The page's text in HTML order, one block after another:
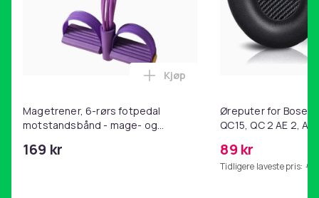
Artikkel nr.
bf89dd0d-dee2-525e-a08f-988778fa16cf
Produktsikkerhetsinformasjon
Magetrener, 6-rørs fotpedal
motstandsbånd - mage- og
hjemmegymnastikk Purple
169 kr
Legg Magetrener, 6-rørs
Kjøp
Øreputer for Bose
QC15, QC 2 AE 2, AE
89 kr
Tidligere laveste pris: 99